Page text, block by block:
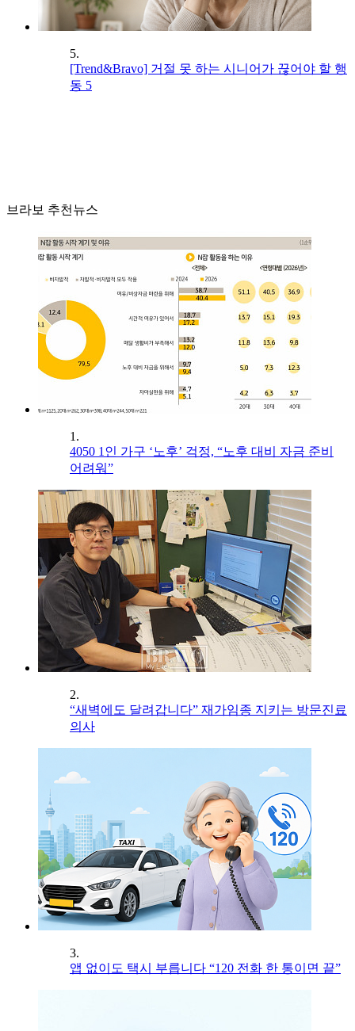
5.
[Trend&Bravo] 거절 못 하는 시니어가 끊어야 할 행
동 5
브라보 추천뉴스
1.
4050 1인 가구 ‘노후’ 걱정, “노후 대비 자금 준비
어려워”
2.
“새벽에도 달려갑니다” 재가임종 지키는 방문진료
의사
3.
앱 없이도 택시 부릅니다 “120 전화 한 통이면 끝”